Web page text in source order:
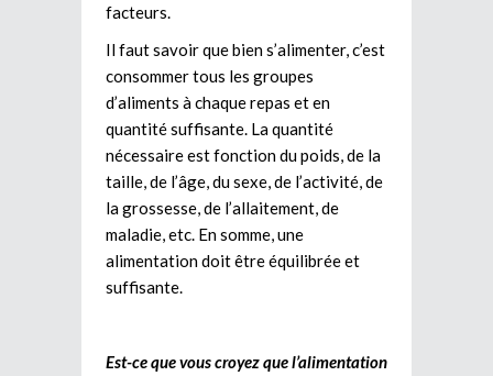
facteurs.
Il faut savoir que bien s’alimenter, c’est
consommer tous les groupes
d’aliments à chaque repas et en
quantité suffisante. La quantité
nécessaire est fonction du poids, de la
taille, de l’âge, du sexe, de l’activité, de
la grossesse, de l’allaitement, de
maladie, etc. En somme, une
alimentation doit être équilibrée et
suffisante.
Est-ce que vous croyez que l’alimentation